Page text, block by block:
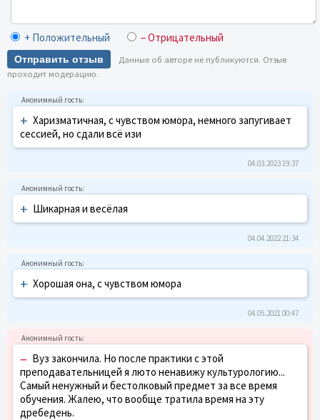
+ Положительный – Отрицательный
Отправить отзыв
Данные об авторе не публикуются. Отзыв
проходит модерацию.
+ Харизматичная, с чувством юмора, немного запугивает
сессией, но сдали всё изи
04.03.2023 19:37
+ Шикарная и весёлая
04.04.2022 21:34
+ Хорошая она, с чувством юмора
04.05.2021 00:47
– Вуз закончила. Но после практики с этой
преподавательницей я люто ненавижу культурологию...
Самый ненужный и бестолковый предмет за все время
обучения. Жалею, что вообще тратила время на эту
дребедень.